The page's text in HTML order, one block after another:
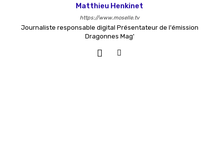
Matthieu Henkinet
https://www.moselle.tv
Journaliste responsable digital Présentateur de l'émission
Dragonnes Mag'